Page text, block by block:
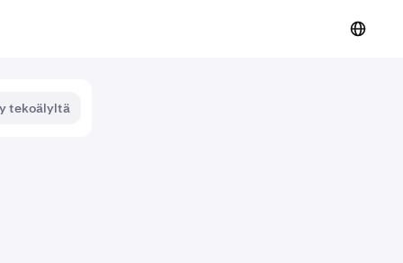
tekoälyltä